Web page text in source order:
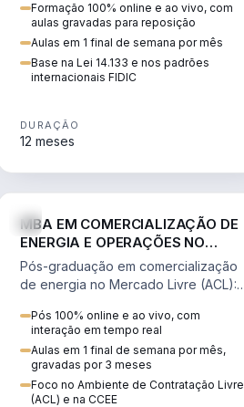
pleitos, delay analysis e FIDIC.
Formação 100% online e ao vivo, com
aulas gravadas para reposição
Aulas em 1 final de semana por mês
Base na Lei 14.133 e nos padrões
internacionais FIDIC
DURAÇÃO
12 meses
MBA EM COMERCIALIZAÇÃO DE
ENERGIA E OPERAÇÕES NO
MERCADO LIVRE
Pós-graduação em comercialização
de energia no Mercado Livre (ACL):
risco e migração de clientes.
Pós 100% online e ao vivo, com
interação em tempo real
Aulas em 1 final de semana por mês,
gravadas por 3 meses
Foco no Ambiente de Contratação Livre
(ACL) e na CCEE